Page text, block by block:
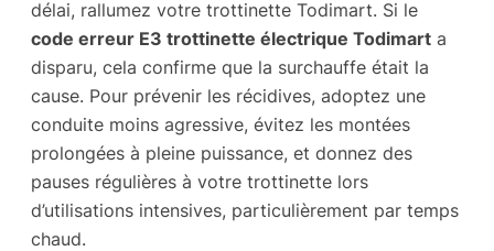
délai, rallumez votre trottinette Todimart. Si le
code erreur E3 trottinette électrique Todimart a
disparu, cela confirme que la surchauffe était la
cause. Pour prévenir les récidives, adoptez une
conduite moins agressive, évitez les montées
prolongées à pleine puissance, et donnez des
pauses régulières à votre trottinette lors
d’utilisations intensives, particulièrement par temps
chaud.